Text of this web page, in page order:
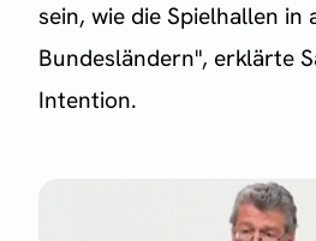
sein, wie die Spielhallen in
Bundesländern", erklärte
Intention.